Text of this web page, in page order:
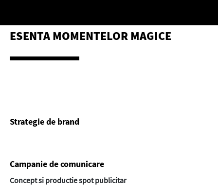
ESENTA MOMENTELOR MAGICE
Strategie de brand
Campanie de comunicare
Concept si productie spot publicitar